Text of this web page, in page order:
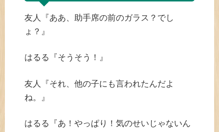
友人『ああ、助手席の前のガラス？でし
ょ？』
はるる『そうそう！』
友人『それ、他の子にも言われたんだよ
ね。』
はるる『あ！やっぱり！気のせいじゃないん